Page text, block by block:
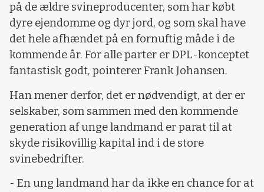
på de ældre svineproducenter, som har købt
dyre ejendomme og dyr jord, og som skal have
det hele afhændet på en fornuftig måde i de
kommende år. For alle parter er DPL-konceptet
fantastisk godt, pointerer Frank Johansen.
Han mener derfor, det er nødvendigt, at der er
selskaber, som sammen med den kommende
generation af unge landmand er parat til at
skyde risikovillig kapital ind i de store
svinebedrifter.
- En ung landmand har da ikke en chance for at